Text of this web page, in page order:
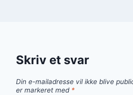
Skriv et svar
Din e-mailadresse vil ikke blive
er markeret med *